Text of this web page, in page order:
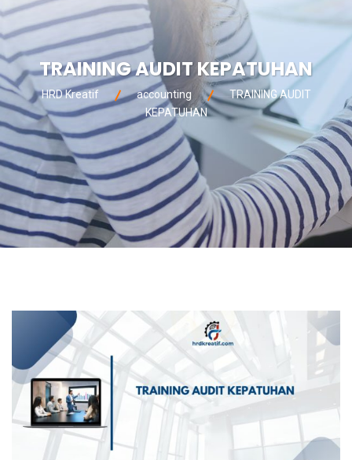
TRAINING AUDIT KEPATUHAN
HRD Kreatif accounting
TRAINING AUDIT
KEPATUHAN